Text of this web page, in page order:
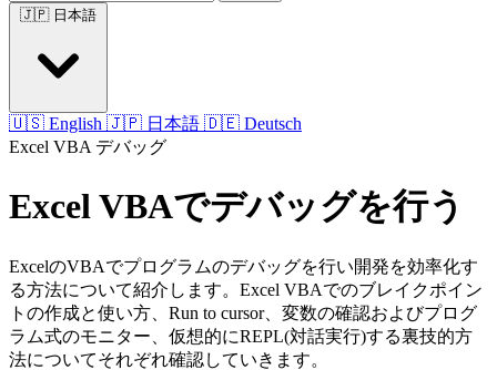
🇺🇸 English 🇯🇵 日本語 🇩🇪 Deutsch
Excel VBA デバッグ
Excel VBAでデバッグを行う
ExcelのVBAでプログラムのデバッグを行い開発を効率化す
る方法について紹介します。Excel VBAでのブレイクポイン
トの作成と使い方、Run to cursor、変数の確認およびプログ
ラム式のモニター、仮想的にREPL(対話実行)する裏技的方
法についてそれぞれ確認していきます。